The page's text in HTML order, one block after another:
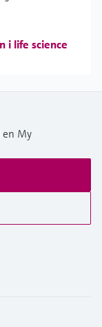
i life science
My